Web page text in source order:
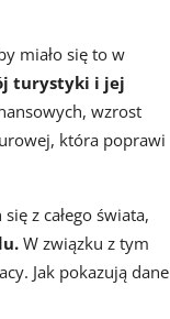
miało się to w
turystyki i jej
wzrost
która poprawi
z całego świata,
W związku z tym
Jak pokazują dane